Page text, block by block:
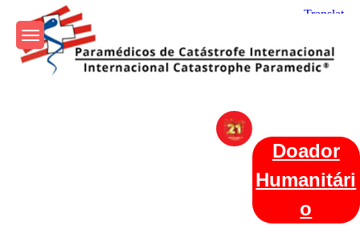
content
Internacional
Doador
Humanitári
o